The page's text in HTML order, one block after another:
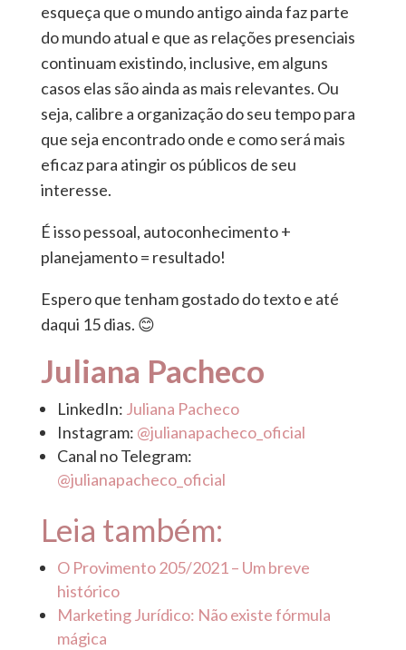
esqueça que o mundo antigo ainda faz parte
do mundo atual e que as relações presenciais
continuam existindo, inclusive, em alguns
casos elas são ainda as mais relevantes. Ou
seja, calibre a organização do seu tempo para
que seja encontrado onde e como será mais
eficaz para atingir os públicos de seu
interesse.
É isso pessoal, autoconhecimento +
planejamento = resultado!
Espero que tenham gostado do texto e até
daqui 15 dias. 😊
Juliana Pacheco
LinkedIn: Juliana Pacheco
Instagram: @julianapacheco_oficial
Canal no Telegram:
@julianapacheco_oficial
Leia também:
O Provimento 205/2021 – Um breve
histórico
Marketing Jurídico: Não existe fórmula
mágica